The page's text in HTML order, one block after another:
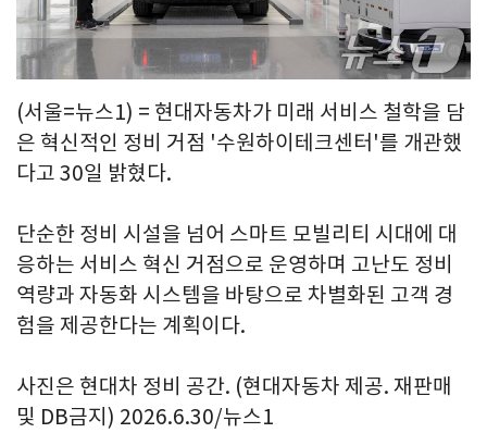
(서울=뉴스1) = 현대자동차가 미래 서비스 철학을 담
은 혁신적인 정비 거점 '수원하이테크센터'를 개관했
다고 30일 밝혔다.
단순한 정비 시설을 넘어 스마트 모빌리티 시대에 대
응하는 서비스 혁신 거점으로 운영하며 고난도 정비
역량과 자동화 시스템을 바탕으로 차별화된 고객 경
험을 제공한다는 계획이다.
사진은 현대차 정비 공간. (현대자동차 제공. 재판매
및 DB금지) 2026.6.30/뉴스1